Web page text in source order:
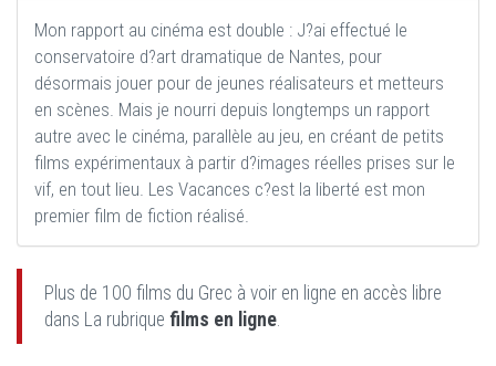
Mon rapport au cinéma est double : J?ai effectué le
conservatoire d?art dramatique de Nantes, pour
désormais jouer pour de jeunes réalisateurs et metteurs
en scènes. Mais je nourri depuis longtemps un rapport
autre avec le cinéma, parallèle au jeu, en créant de petits
films expérimentaux à partir d?images réelles prises sur le
vif, en tout lieu. Les Vacances c?est la liberté est mon
premier film de fiction réalisé.
Plus de 100 films du Grec à voir en ligne en accès libre
dans La rubrique films en ligne.